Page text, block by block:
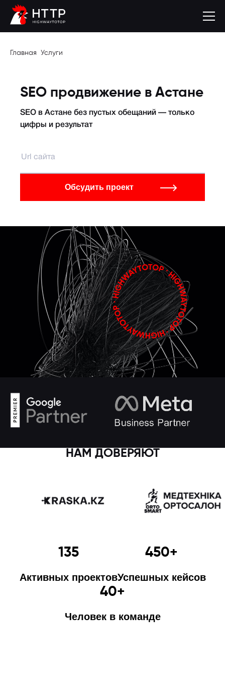
Главная Услуги
SEO продвижение в Астане
SEO в Астане без пустых обещаний — только
цифры и результат
НАМ ДОВЕРЯЮТ
135
Активных проектов
450+
Успешных кейсов
40+
Человек в команде